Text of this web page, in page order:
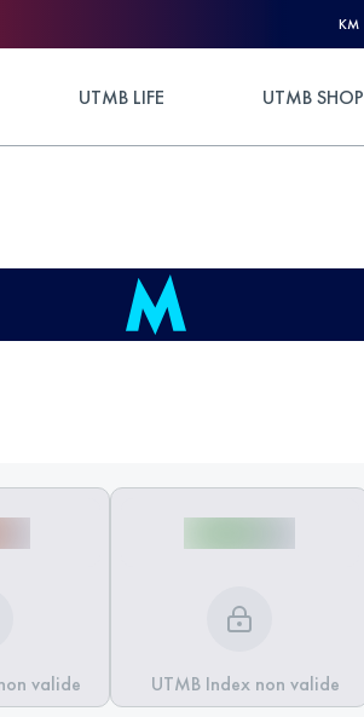
KM
UTMB LIFE UTMB SHOP
valide UTMB Index non valide